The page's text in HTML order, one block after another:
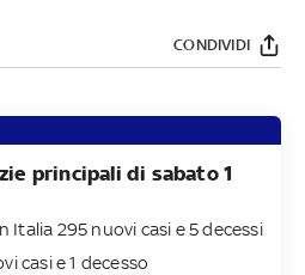
CONDIVIDI
principali di sabato 1
Italia 295 nuovi casi e 5 decessi
casi e 1 decesso